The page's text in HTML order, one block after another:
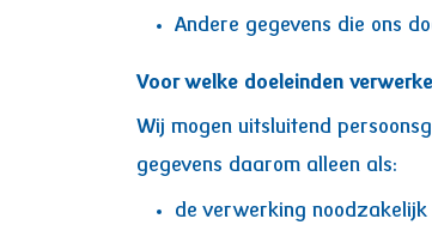
Andere gegevens die ons
Voor welke doeleinden
Wij mogen uitsluitend
gegevens daarom alleen als:
de verwerking